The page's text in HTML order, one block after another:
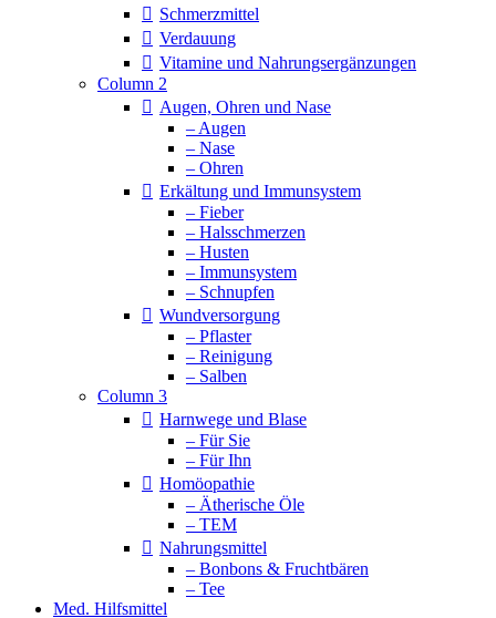
Schmerzmittel
Verdauung
Vitamine und Nahrungsergänzungen
Column 2
Augen, Ohren und Nase
– Augen
– Nase
– Ohren
Erkältung und Immunsystem
– Fieber
– Halsschmerzen
– Husten
– Immunsystem
– Schnupfen
Wundversorgung
– Pflaster
– Reinigung
– Salben
Column 3
Harnwege und Blase
– Für Sie
– Für Ihn
Homöopathie
– Ätherische Öle
– TEM
Nahrungsmittel
– Bonbons & Fruchtbären
– Tee
Med. Hilfsmittel